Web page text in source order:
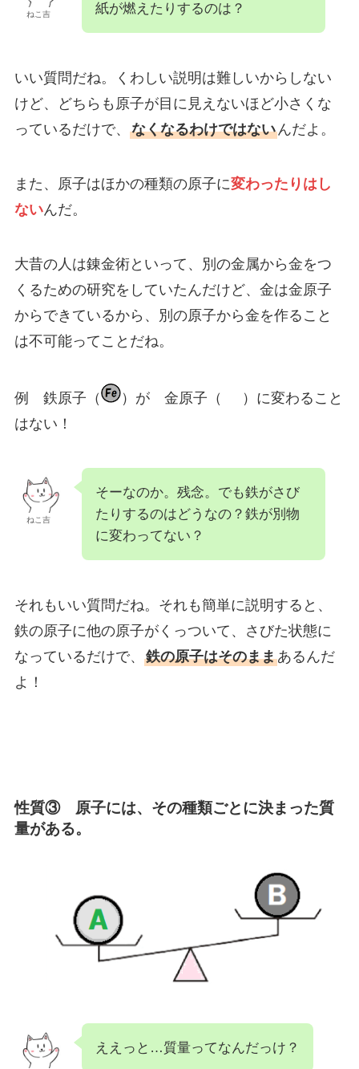
ねこ吉
紙が燃えたりするのは？
いい質問だね。くわしい説明は難しいからしない
けど、どちらも原子が目に見えないほど小さくな
っているだけで、 なくなるわけではないんだよ。
また、原子はほかの種類の原子に変わったりはし
ないんだ。
大昔の人は錬金術といって、別の金属から金をつ
くるための研究をしていたんだけど、金は金原子
からできているから、別の原子から金を作ること
は不可能ってことだね。
例 鉄原子（ ）が 金原子（
）に変わること
はない！
ねこ吉
そーなのか。残念。でも鉄がさび
たりするのはどうなの？鉄が別物
に変わってない？
それもいい質問だね。それも簡単に説明すると、
鉄の原子に他の原子がくっついて、さびた状態に
なっているだけで、 鉄の原子はそのままあるんだ
よ！
性質③ 原子には、その種類ごとに決まった質
量がある。
ええっと…質量ってなんだっけ？